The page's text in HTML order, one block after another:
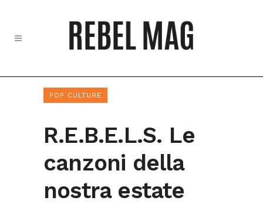
POP CULTURE
R.E.B.E.L.S. Le
canzoni della
nostra estate